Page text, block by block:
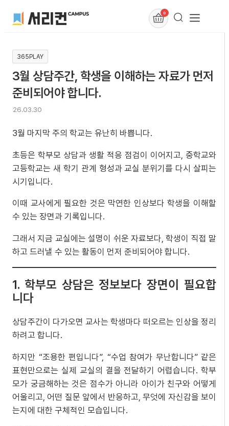
0
365PLAY
3월 상담주간, 학생을 이해하는 자료가 먼저
준비되어야 합니다.
26.03.30
3월 마지막 주의 학교는 유난히 바쁩니다.
초등은 학부모 상담과 생활 적응 점검이 이어지고, 중학교와
고등학교는 새 학기 관계 형성과 교실 분위기를 다시 살피는
시기입니다.
이때 교사에게 필요한 것은 막연한 인상보다 학생을 이해할
수 있는 장면과 기록입니다.
그래서 지금 교실에는 설명이 쉬운 자료보다, 학생이 직접 말
하고 드러낼 수 있는 활동이 먼저 준비되어야 합니다.
1. 학부모 상담은 정보보다 장면이 필요합
니다
상담주간이 다가오면 교사는 학생마다 떠오르는 인상을 정리
하려고 합니다.
하지만 “조용한 편입니다”, “수업 참여가 무난합니다” 같은
표현만으로는 실제 교실의 결을 전달하기 어렵습니다. 학부
모가 궁금해하는 것은 점수가 아니라 아이가 친구와 어떻게
어울리고, 어떤 질문 앞에서 반응하고, 무엇에 자신감을 보이
는지에 대한 구체적인 모습입니다.